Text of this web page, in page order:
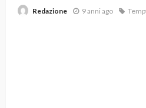
Redazione 9 anni ago